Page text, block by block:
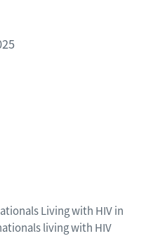
Living with HIV in
living with HIV